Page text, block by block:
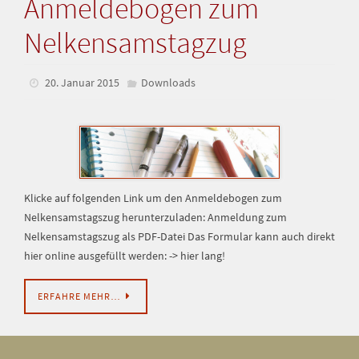
Anmeldebogen zum
Nelkensamstagzug
20. Januar 2015 Downloads
Klicke auf folgenden Link um den Anmeldebogen zum
Nelkensamstagszug herunterzuladen: Anmeldung zum
Nelkensamstagszug als PDF-Datei Das Formular kann auch direkt
hier online ausgefüllt werden: -> hier lang!
ERFAHRE MEHR…